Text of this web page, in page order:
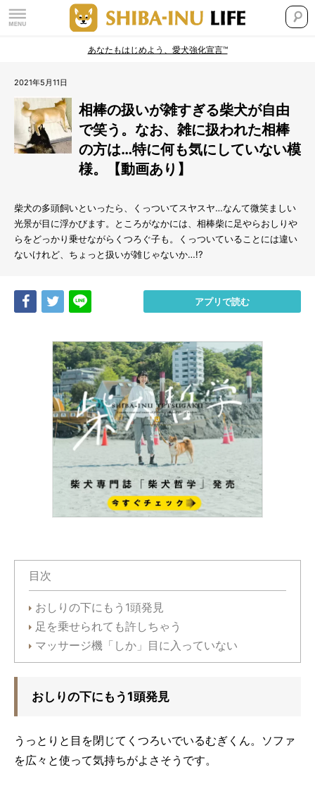
あなたもはじめよう、愛犬強化宣言™
2021年5月11日
相棒の扱いが雑すぎる柴犬が自由
で笑う。なお、雑に扱われた相棒
の方は…特に何も気にしていない模
様。【動画あり】
柴犬の多頭飼いといったら、くっついてスヤスヤ…なんて微笑ましい
光景が目に浮かびます。ところがなかには、相棒柴に足やらおしりや
らをどっかり乗せながらくつろぐ子も。くっついていることには違い
ないけれど、ちょっと扱いが雑じゃないか…!?
Share Tweet アプリで読む
目次
おしりの下にもう1頭発見
足を乗せられても許しちゃう
マッサージ機「しか」目に入っていない
おしりの下にもう1頭発見
うっとりと目を閉じてくつろいでいるむぎくん。ソファ
を広々と使って気持ちがよさそうです。